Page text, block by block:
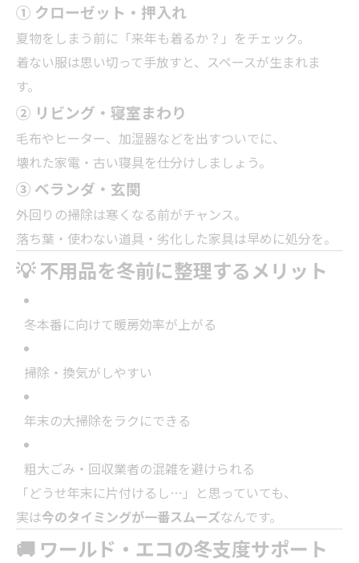
① クローゼット・押入れ
夏物をしまう前に「来年も着るか？」をチェック。
着ない服は思い切って手放すと、スペースが生まれま
す。
② リビング・寝室まわり
毛布やヒーター、加湿器などを出すついでに、
壊れた家電・古い寝具を仕分けしましょう。
③ ベランダ・玄関
外回りの掃除は寒くなる前がチャンス。
落ち葉・使わない道具・劣化した家具は早めに処分を。
💡 不用品を冬前に整理するメリット
冬本番に向けて暖房効率が上がる
掃除・換気がしやすい
年末の大掃除をラクにできる
粗大ごみ・回収業者の混雑を避けられる
「どうせ年末に片付けるし…」と思っていても、
実は今のタイミングが一番スムーズなんです。
🚚 ワールド・エコの冬支度サポート